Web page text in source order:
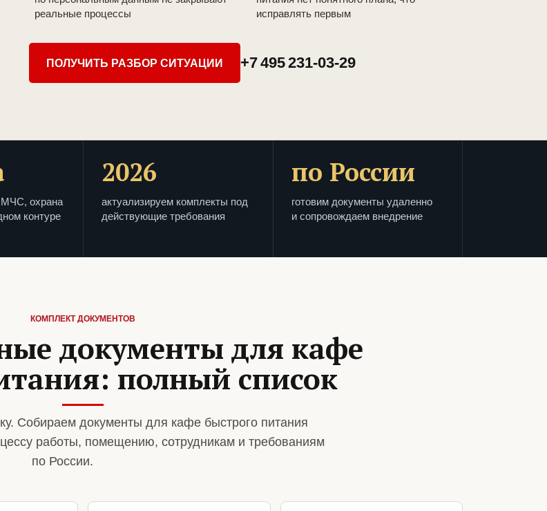
реальные процессы
исправлять первым
ПОЛУЧИТЬ РАЗБОР СИТУАЦИИ +7 495 231-03-29
МЧС, охрана
контуре
2026
актуализируем комплекты под
действующие требования
по России
готовим документы удаленно
и сопровождаем внедрение
КОМПЛЕКТ ДОКУМЕНТОВ
документы для кафе
полный список
Собираем документы для кафе быстрого питания
работы, помещению, сотрудникам и требованиям
по России.